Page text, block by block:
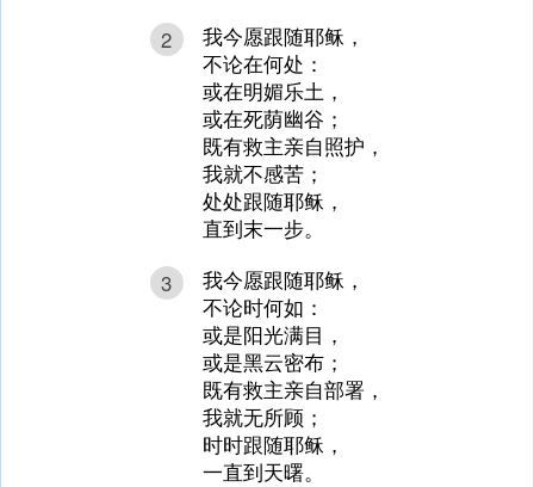
2
我今愿跟随耶稣，
不论在何处：
或在明媚乐土，
或在死荫幽谷；
既有救主亲自照护，
我就不感苦；
处处跟随耶稣，
直到末一步。
3
我今愿跟随耶稣，
不论时何如：
或是阳光满目，
或是黑云密布；
既有救主亲自部署，
我就无所顾；
时时跟随耶稣，
一直到天曙。